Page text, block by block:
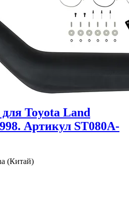
Toyota Land
Артикул ST080A-
(Китай)